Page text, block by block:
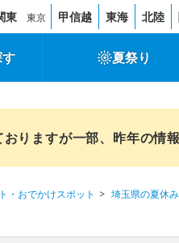
東 東京 甲信越 東海 北陸
夏祭り
りますが一部、昨年の情
・おでかけスポット 埼玉県の夏休